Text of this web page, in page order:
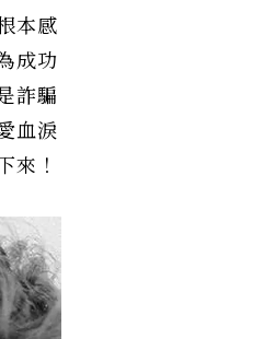
本感
成功
詐騙
血淚
來！